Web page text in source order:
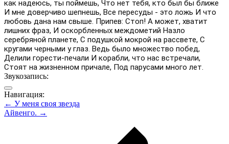
как надеюсь, ты поймешь, Что нет тебя, кто был бы ближе
И мне доверчиво шепнешь, Все пересуды - это ложь И что
любовь дана нам свыше. Припев: Стоп! А может, хватит
лишних фраз, И оскорбленных междометий Назло
серебряной планете, С подушкой мокрой на рассвете, С
кругами черными у глаз. Ведь было множество побед,
Делили горести-печали И корабли, что нас встречали,
Стоят на жизненном причале, Под парусами много лет.
Звукозапись:
Навигация:
← У меня своя звезда
Айвенго. →